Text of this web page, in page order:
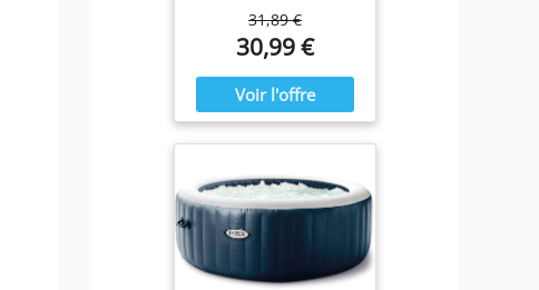
31,89 €
30,99 €